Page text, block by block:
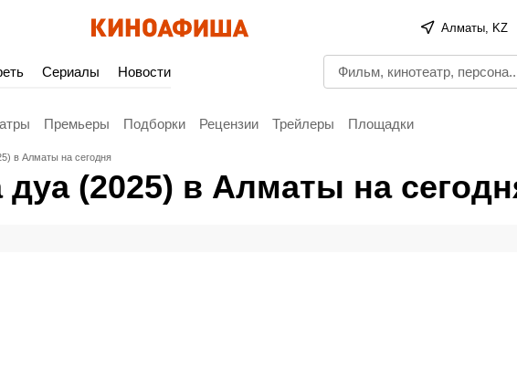
Алматы, KZ
Сериалы Новости
Премьеры Подборки Рецензии Трейлеры Площадки
в Алматы на сегодня
дуа (2025) в Алматы на